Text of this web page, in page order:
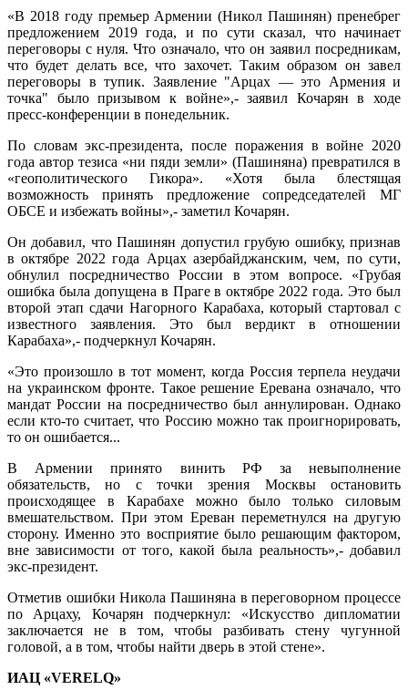
«В 2018 году премьер Армении (Никол Пашинян) пренебрег
предложением 2019 года, и по сути сказал, что начинает
переговоры с нуля. Что означало, что он заявил посредникам,
что будет делать все, что захочет. Таким образом он завел
переговоры в тупик. Заявление "Арцах — это Армения и
точка" было призывом к войне»,- заявил Кочарян в ходе
пресс-конференции в понедельник.
По словам экс-президента, после поражения в войне 2020
года автор тезиса «ни пяди земли» (Пашиняна) превратился в
«геополитического Гикора». «Хотя была блестящая
возможность принять предложение сопредседателей МГ
ОБСЕ и избежать войны»,- заметил Кочарян.
Он добавил, что Пашинян допустил грубую ошибку, признав
в октябре 2022 года Арцах азербайджанским, чем, по сути,
обнулил посредничество России в этом вопросе. «Грубая
ошибка была допущена в Праге в октябре 2022 года. Это был
второй этап сдачи Нагорного Карабаха, который стартовал с
известного заявления. Это был вердикт в отношении
Карабаха»,- подчеркнул Кочарян.
«Это произошло в тот момент, когда Россия терпела неудачи
на украинском фронте. Такое решение Еревана означало, что
мандат России на посредничество был аннулирован. Однако
если кто-то считает, что Россию можно так проигнорировать,
то он ошибается...
В Армении принято винить РФ за невыполнение
обязательств, но с точки зрения Москвы остановить
происходящее в Карабахе можно было только силовым
вмешательством. При этом Ереван переметнулся на другую
сторону. Именно это восприятие было решающим фактором,
вне зависимости от того, какой была реальность»,- добавил
экс-президент.
Отметив ошибки Никола Пашиняна в переговорном процессе
по Арцаху, Кочарян подчеркнул: «Искусство дипломатии
заключается не в том, чтобы разбивать стену чугунной
головой, а в том, чтобы найти дверь в этой стене».
ИАЦ «VERELQ»